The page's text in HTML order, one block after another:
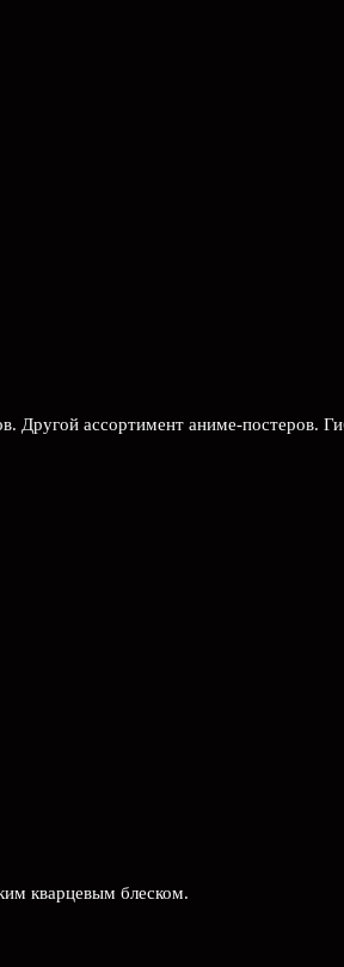
Другой ассортимент аниме-постеров.
кварцевым блеском.